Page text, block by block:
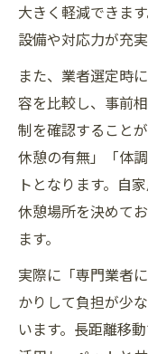
大きく軽減できま
設備や対応力が充
また、業者選定時
容を比較し、事前
制を確認すること
休憩の有無」「体
トとなります。自
休憩場所を決めて
ます。
実際に「専門業者
かりして負担が少
います。長距離移